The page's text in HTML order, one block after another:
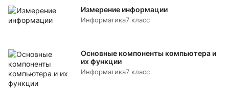
Измерение информации
Информатика7 класс
Основные компоненты компьютера и
их функции
Информатика7 класс